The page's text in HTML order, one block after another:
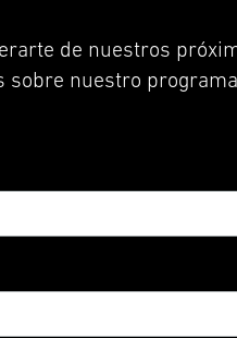
de nuestros
sobre nuestro